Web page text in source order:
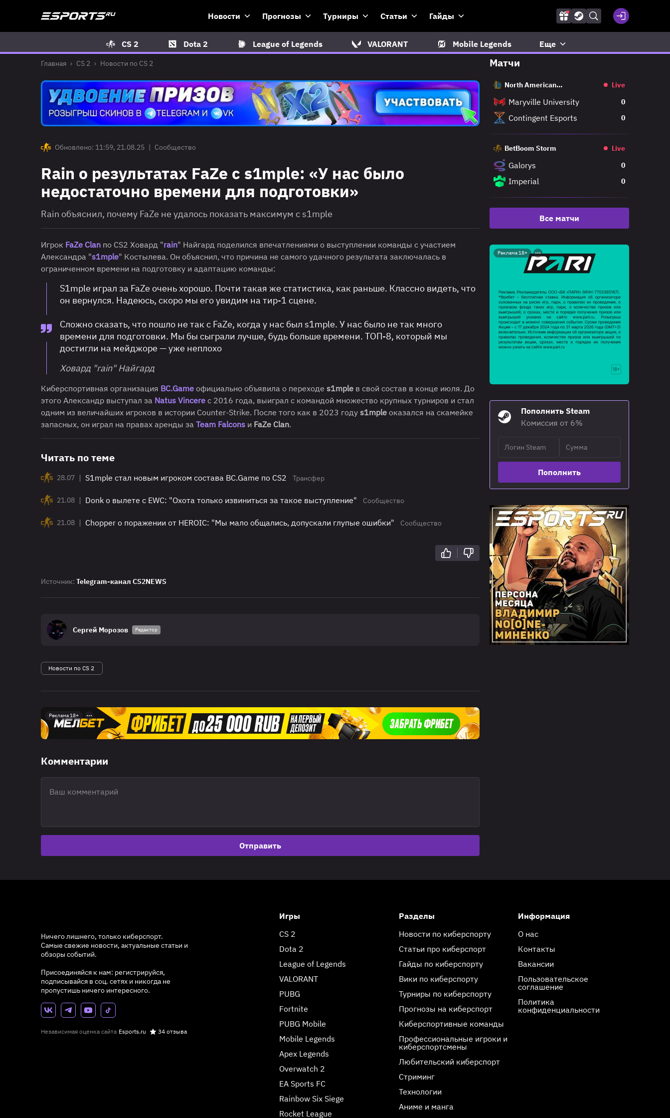
Новости Прогнозы Турниры Статьи Гайды
CS 2 Dota 2 League of Legends VALORANT Mobile Legends Еще
Главная CS 2 Новости по CS 2
Обновлено: 11:59, 21.08.25 | Сообщество
Rain о результатах FaZe с s1mple: «У нас было
недостаточно времени для подготовки»
Rain объяснил, почему FaZe не удалось показать максимум с s1mple
Игрок FaZe Clan по CS2 Ховард "rain" Найгард поделился впечатлениями о выступлении команды с участием
Александра "s1mple" Костылева. Он объяснил, что причина не самого удачного результата заключалась в
ограниченном времени на подготовку и адаптацию команды:
S1mple играл за FaZe очень хорошо. Почти такая же статистика, как раньше. Классно видеть, что
он вернулся. Надеюсь, скоро мы его увидим на тир-1 сцене.
Сложно сказать, что пошло не так с FaZe, когда у нас был s1mple. У нас было не так много
времени для подготовки. Мы бы сыграли лучше, будь больше времени. ТОП-8, который мы
достигли на мейджоре — уже неплохо
Ховард "rain" Найгард
Киберспортивная организация BC.Game официально объявила о переходе s1mple в свой состав в конце июля. До
этого Александр выступал за Natus Vincere с 2016 года, выиграл с командой множество крупных турниров и стал
одним из величайших игроков в истории Counter-Strike. После того как в 2023 году s1mple оказался на скамейке
запасных, он играл на правах аренды за Team Falcons и FaZe Clan.
Читать по теме
28.07 | S1mple стал новым игроком состава BC.Game по CS2 Трансфер
21.08 | Donk о вылете с EWC: "Охота только извиниться за такое выступление" Сообщество
21.08 | Chopper о поражении от HEROIC: "Мы мало общались, допускали глупые ошибки" Сообщество
Источник: Telegram-канал CS2NEWS
Сергей Морозов Редактор
Новости по CS 2
Реклама 18+
Комментарии
Отправить
Матчи
North American
Live
Maryville University 0
Contingent Esports 0
BetBoom Storm Live
Galorys 0
Imperial 0
Все матчи
Реклама 18+
Пополнить Steam
Комиссия от 6%
Пополнить
Ничего лишнего, только киберспорт.
Самые свежие новости, актуальные статьи и
обзоры событий.
Присоединяйся к нам: регистрируйся,
подписывайся в соц. сетях и никогда не
пропустишь ничего интересного.
Независимая оценка сайта Esports.ru 34 отзыва
Игры
CS 2
Dota 2
League of Legends
VALORANT
PUBG
Fortnite
PUBG Mobile
Mobile Legends
Apex Legends
Overwatch 2
EA Sports FC
Rainbow Six Siege
Rocket League
Разделы
Новости по киберспорту
Статьи про киберспорт
Гайды по киберспорту
Вики по киберспорту
Турниры по киберспорту
Прогнозы на киберспорт
Киберспортивные команды
Профессиональные игроки и
киберспортсмены
Любительский киберспорт
Стриминг
Технологии
Аниме и манга
Информация
О нас
Контакты
Вакансии
Пользовательское
соглашение
Политика
конфиденциальности